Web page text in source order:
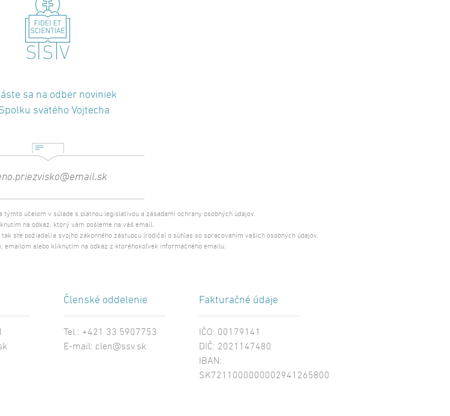
sa na odber noviniek
svätého Vojtecha
týmto účelom v súlade s platnou legislatívou a zásadami ochrany osobných údajov.
na odkaz, ktorý vám pošleme na váš email.
ste požiadal/a svojho zákonného zástupcu (rodiča) o súhlas so spracovaním vašich osobných údajov.
emailom alebo kliknutím na odkaz z ktoréhokoľvek informačného emailu.
Členské oddelenie
Tel.: +421 33 5907753
E-mail: clen@ssv.sk
Fakturačné údaje
IČO: 00179141
DIČ: 2021147480
IBAN:
SK7211000000002941265800